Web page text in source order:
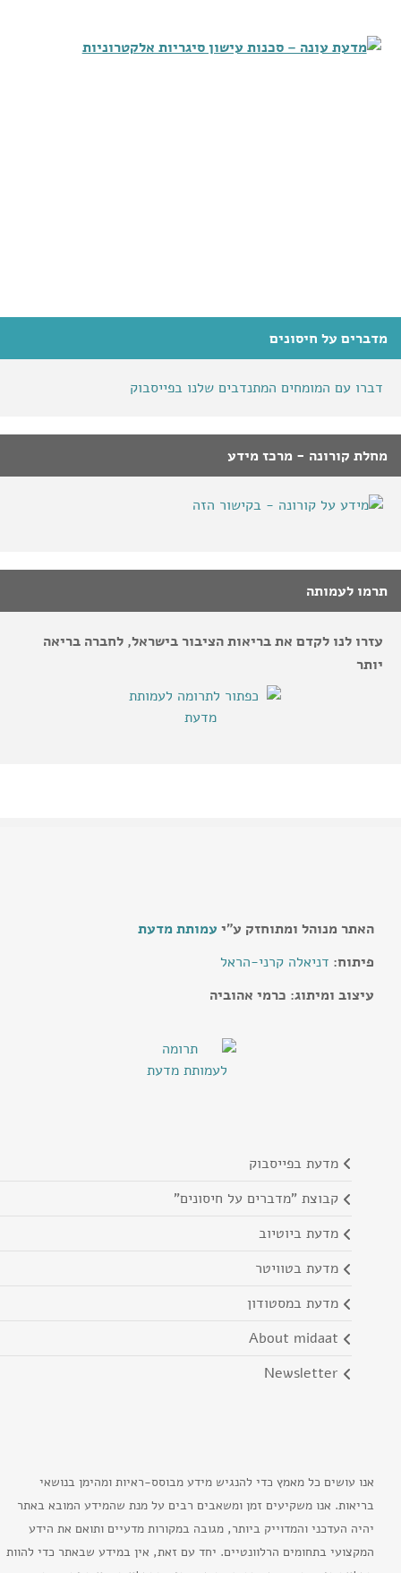
מדברים על חיסונים
דברו עם המומחים המתנדבים שלנו בפייסבוק
מחלת קורונה - מרכז מידע
תרמו לעמותה
עזרו לנו לקדם את בריאות הציבור בישראל, לחברה בריאה
יותר
האתר מנוהל ומתוחזק ע"י עמותת מדעת
פיתוח: דניאלה קרני-הראל
עיצוב ומיתוג: כרמי אהוביה
מדעת בפייסבוק
קבוצת "מדברים על חיסונים"
מדעת ביוטיוב
מדעת בטוויטר
מדעת במסטודון
about midaat
newsletter
אנו עושים כל מאמץ כדי להנגיש מידע מבוסס-ראיות ומהימן בנושאי
בריאות. אנו משקיעים זמן ומשאבים רבים על מנת שהמידע המובא באתר
יהיה העדכני והמדוייק ביותר, מגובה במקורות מדעיים ותואם את הידע
המקצועי בתחומים הרלוונטיים. יחד עם זאת, אין במידע שבאתר כדי להוות